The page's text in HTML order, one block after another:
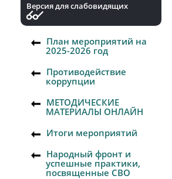
Версия для слабовидящих
План мероприятий на
2025-2026 год
Противодействие
коррупции
МЕТОДИЧЕСКИЕ
МАТЕРИАЛЫ ОНЛАЙН
Итоги мероприятий
Народный фронт и
успешные практики,
посвященные СВО